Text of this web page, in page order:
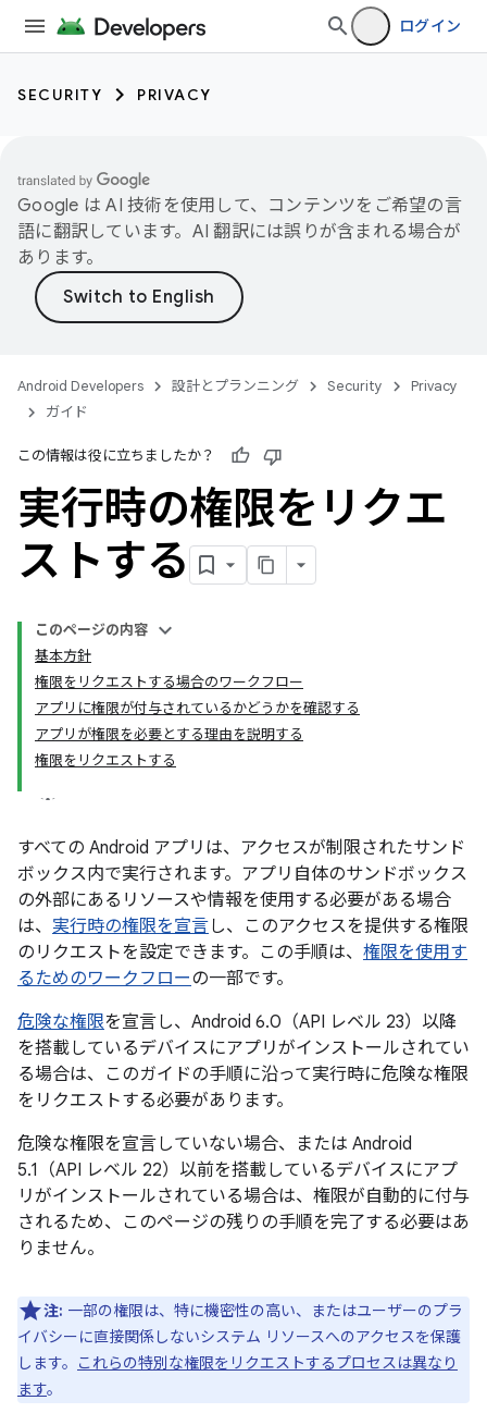
ログイン
SECURITY PRIVACY
Google は AI 技術を使用して、コンテンツをご希望の言
語に翻訳しています。AI 翻訳には誤りが含まれる場合が
あります。
Android Developers 設計とプランニング Security
Privacy
ガイド
この情報は役に立ちましたか？
実行時の権限をリクエ
ストする
このページの内容
基本方針
権限をリクエストする場合のワークフロー
アプリに権限が付与されているかどうかを確認する
アプリが権限を必要とする理由を説明する
権限をリクエストする
すべての Android アプリは、アクセスが制限されたサンド
ボックス内で実行されます。アプリ自体のサンドボックス
の外部にあるリソースや情報を使用する必要がある場合
は、 実行時の権限を宣言し、このアクセスを提供する権限
のリクエストを設定できます。この手順は、 権限を使用す
るためのワークフローの一部です。
危険な権限を宣言し、Android 6.0（API レベル 23）以降
を搭載しているデバイスにアプリがインストールされてい
る場合は、このガイドの手順に沿って実行時に危険な権限
をリクエストする必要があります。
危険な権限を宣言していない場合、または Android
5.1（API レベル 22）以前を搭載しているデバイスにアプ
リがインストールされている場合は、権限が自動的に付与
されるため、このページの残りの手順を完了する必要はあ
りません。
注: 一部の権限は、特に機密性の高い、またはユーザーのプラ
イバシーに直接関係しないシステム リソースへのアクセスを保護
します。
これらの特別な権限をリクエストするプロセスは異なり
ます。